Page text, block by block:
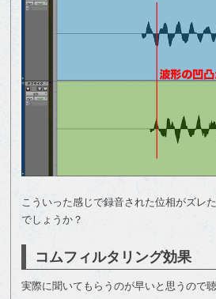
こういった感じで録音された位相がズレ
でしょうか？
コムフィルタリング効果
実際に聞いてもらうのが早いと思うので